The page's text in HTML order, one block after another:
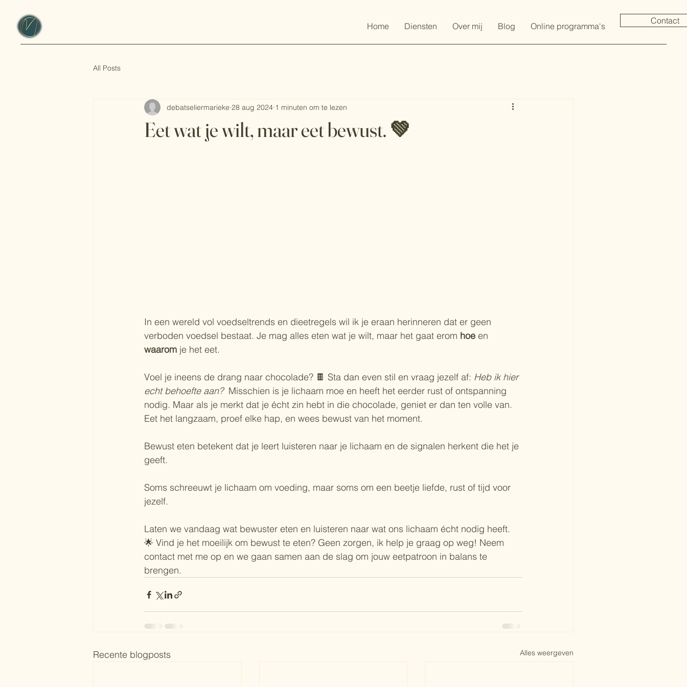
Home Diensten Over mij Blog Online programma's
Contact
All Posts
Eet wat je wilt, maar eet bewust. 💚
debatseliermarieke 28 aug 2024 1 minuten om te lezen
In een wereld vol voedseltrends en dieetregels wil ik je eraan herinneren dat er geen
verboden voedsel bestaat. Je mag alles eten wat je wilt, maar het gaat erom hoe en
waarom je het eet.
Voel je ineens de drang naar chocolade? 🍫 Sta dan even stil en vraag jezelf af: Heb ik hier
echt behoefte aan? Misschien is je lichaam moe en heeft het eerder rust of ontspanning
nodig. Maar als je merkt dat je écht zin hebt in die chocolade, geniet er dan ten volle van.
Eet het langzaam, proef elke hap, en wees bewust van het moment.
Bewust eten betekent dat je leert luisteren naar je lichaam en de signalen herkent die het je
geeft.
Soms schreeuwt je lichaam om voeding, maar soms om een beetje liefde, rust of tijd voor
jezelf.
Laten we vandaag wat bewuster eten en luisteren naar wat ons lichaam écht nodig heeft.
🌟 Vind je het moeilijk om bewust te eten? Geen zorgen, ik help je graag op weg! Neem
contact met me op en we gaan samen aan de slag om jouw eetpatroon in balans te
brengen.
Recente blogposts Alles weergeven